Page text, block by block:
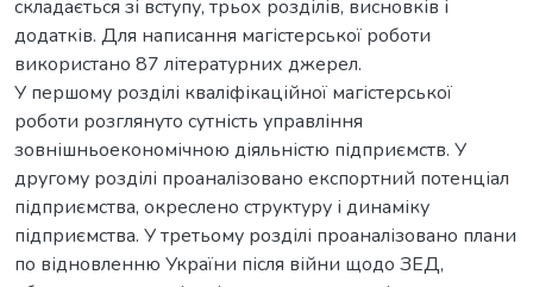
складається зі вступу, трьох розділів, висновків і
додатків. Для написання магістерської роботи
використано 87 літературних джерел.
У першому розділі кваліфікаційної магістерської
роботи розглянуто сутність управління
зовнішньоекономічною діяльністю підприємств. У
другому розділі проаналізовано експортний потенціал
підприємства, окреслено структуру і динаміку
підприємства. У третьому розділі проаналізовано плани
по відновленню України після війни щодо ЗЕД,